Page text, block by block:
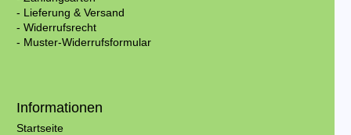
- Lieferung & Versand
- Widerrufsrecht
- Muster-Widerrufsformular
Informationen
Startseite